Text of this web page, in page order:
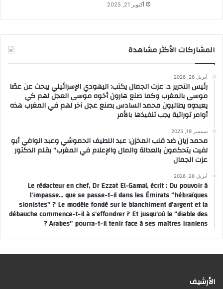
أكتوبر 21, 2025
المشاركات الأكثر مشاهدة
أبريل 26, 2026
رئيس التحرير د. عزت الجمال يكتب: اليهودي الإسرائيلي يبحث عن عصًا
موسى بالمغرب وكما صنع هارون أخوه موسى العجل لهم كي
يعبدوه يطالبون محمد السادس بصنع عجل آخر لهم في المغرب هذه
أوامر توراتية يجب تنفيذها بالأمر
سبتمبر 19, 2025
محمد زيان ضد قلب المخزن: عبد اللطيف الحموشي وعبد الوافي أبو
لفيت يتحكمون بالعدالة والمال والإعلام في المغرب” بقلم الدكتور
عزت الجمال
أبريل 26, 2026
Le rédacteur en chef, Dr Ezzat El-Gamal, écrit : Du pouvoir à
l’impasse… que se passe-t-il dans les Émirats “hébraïques
sionistes” ? Le modèle fondé sur le blanchiment d’argent et la
débauche commence-t-il à s’effondrer ? Et jusqu’où le “diable des
Arabes” pourra-t-il tenir face à ses maîtres iraniens ?
الأرشيف